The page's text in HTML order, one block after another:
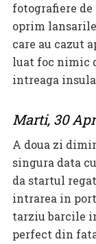
fotografiere de
oprim
care au cazut
luat foc nimic
intreaga insula
Marti, 30
A doua zi
singura data
da startul
intrarea in
tarziu barcile
perfect din